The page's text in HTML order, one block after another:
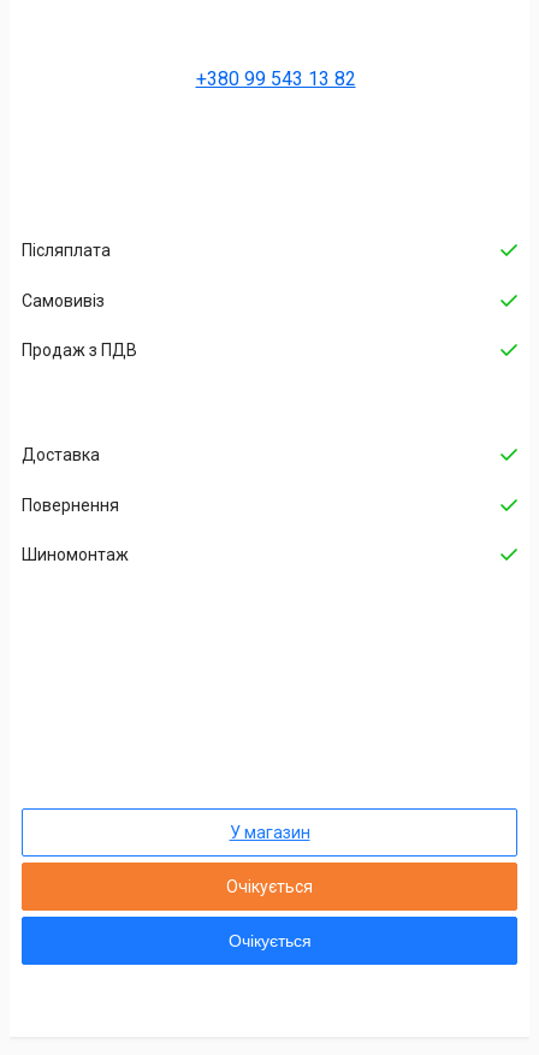
+380 99 543 13 82
Післяплата
Самовивіз
Продаж з ПДВ
Доставка
Повернення
Шиномонтаж
У магазин
Очікується
Очікується